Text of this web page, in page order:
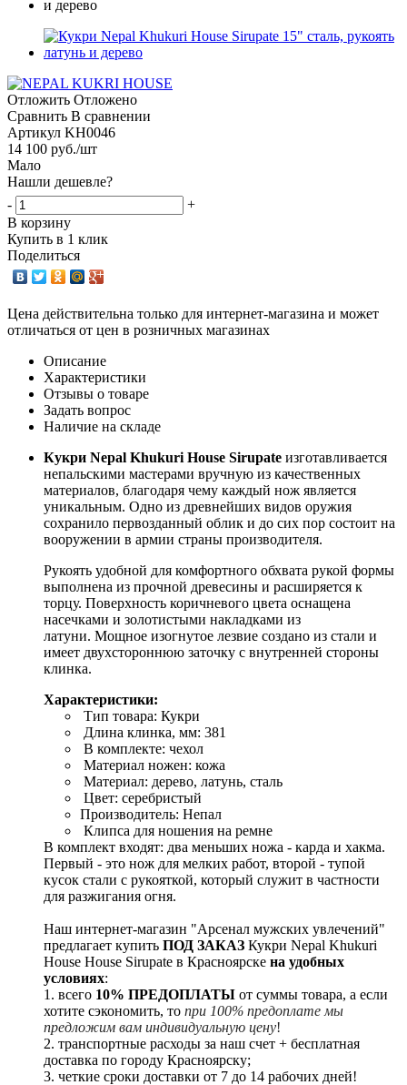
Отложить Отложено
Сравнить В сравнении
Артикул KH0046
14 100 руб./шт
Мало
Нашли дешевле?
-
+
В корзину
Купить в 1 клик
Поделиться
Цена действительна только для интернет-магазина и может
отличаться от цен в розничных магазинах
Описание
Характеристики
Отзывы о товаре
Задать вопрос
Наличие на складе
Кукри Nepal Khukuri House Sirupate изготавливается
непальскими мастерами вручную из качественных
материалов, благодаря чему каждый нож является
уникальным. Одно из древнейших видов оружия
сохранило первозданный облик и до сих пор состоит на
вооружении в армии страны производителя.
Рукоять удобной для комфортного обхвата рукой формы
выполнена из прочной древесины и расширяется к
торцу. Поверхность коричневого цвета оснащена
насечками и золотистыми накладками из
латуни. Мощное изогнутое лезвие создано из стали и
имеет двухстороннюю заточку с внутренней стороны
клинка.
Характеристики:
Тип товара: Кукри
Длина клинка, мм: 381
В комплекте: чехол
Материал ножен: кожа
Материал: дерево, латунь, сталь
Цвет: серебристый
Производитель: Непал
Клипса для ношения на ремне
В комплект входят: два меньших ножа - карда и хакма.
Первый - это нож для мелких работ, второй - тупой
кусок стали с рукояткой, который служит в частности
для разжигания огня.
Наш интернет-магазин "Арсенал мужских увлечений"
предлагает купить ПОД ЗАКАЗ Кукри Nepal Khukuri
House House Sirupate в Красноярске на удобных
условиях:
1. всего 10% ПРЕДОПЛАТЫ от суммы товара, а если
хотите сэкономить, то при 100% предоплате мы
предложим вам индивидуальную цену!
2. транспортные расходы за наш счет + бесплатная
доставка по городу Красноярску;
3. четкие сроки доставки от 7 до 14 рабочих дней!